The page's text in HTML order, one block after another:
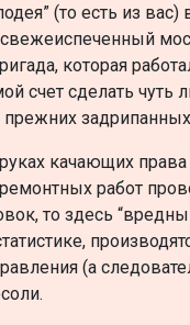
(то есть из
которая
счет сделать чуть
прежних
качающих
работ
то здесь
(а